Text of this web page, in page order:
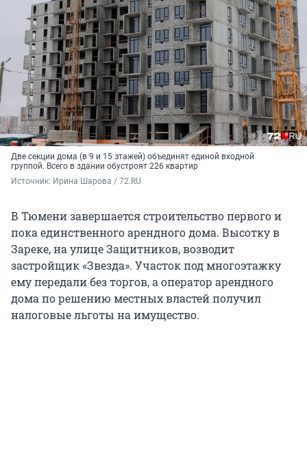
Две секции дома (в 9 и 15 этажей) объединят единой входной
группой. Всего в здании обустроят 226 квартир
Источник: Ирина Шарова / 72.RU
В Тюмени завершается строительство первого и
пока единственного арендного дома. Высотку в
Зареке, на улице Защитников, возводит
застройщик «Звезда». Участок под многоэтажку
ему передали без торгов, а оператор арендного
дома по решению местных властей получил
налоговые льготы на имущество.